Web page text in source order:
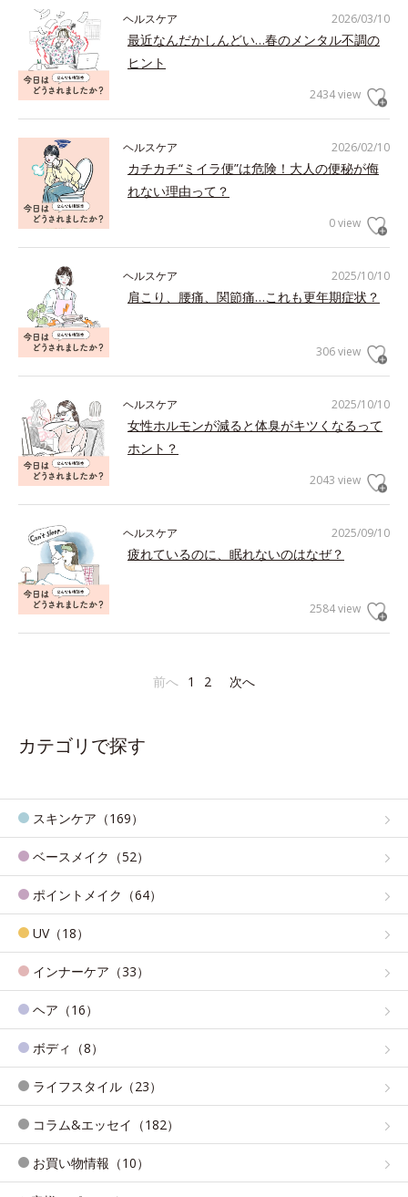
2026/03/10
ヘルスケア
最近なんだかしんどい…春のメンタル不調の
ヒント
2434 view
2026/02/10
ヘルスケア
カチカチ“ミイラ便”は危険！大人の便秘が侮
れない理由って？
0 view
2025/10/10
ヘルスケア
肩こり、腰痛、関節痛…これも更年期症状？
306 view
2025/10/10
ヘルスケア
女性ホルモンが減ると体臭がキツくなるって
ホント？
2043 view
2025/09/10
ヘルスケア
疲れているのに、眠れないのはなぜ？
2584 view
前へ 1 2 次へ
カテゴリで探す
スキンケア（169）
ベースメイク（52）
ポイントメイク（64）
UV（18）
インナーケア（33）
ヘア（16）
ボディ（8）
ライフスタイル（23）
コラム&エッセイ（182）
お買い物情報（10）